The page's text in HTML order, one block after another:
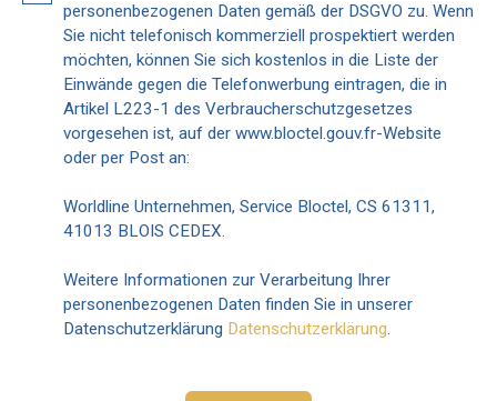
personenbezogenen Daten gemäß der DSGVO zu. Wenn
Sie nicht telefonisch kommerziell prospektiert werden
möchten, können Sie sich kostenlos in die Liste der
Einwände gegen die Telefonwerbung eintragen, die in
Artikel L223-1 des Verbraucherschutzgesetzes
vorgesehen ist, auf der www.bloctel.gouv.fr-Website
oder per Post an:
Worldline Unternehmen, Service Bloctel, CS 61311,
41013 BLOIS CEDEX.
Weitere Informationen zur Verarbeitung Ihrer
personenbezogenen Daten finden Sie in unserer
Datenschutzerklärung Datenschutzerklärung.